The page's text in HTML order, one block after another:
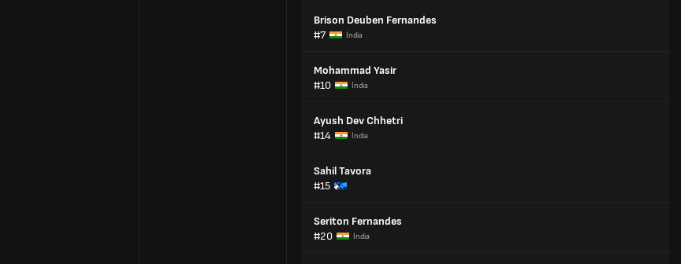
Brison Deuben Fernandes
#7
Índia
Mohammad Yasir
#10
Índia
Ayush Dev Chhetri
#14
Índia
Sahil Tavora
#15
Seriton Fernandes
#20
Índia